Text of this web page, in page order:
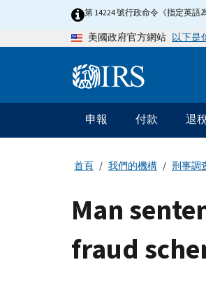
第 14224 號行政命令《指定英
美國政府官方網站 以下是
主
要
導
申報 付款 退
首頁 我們的機構 刑事調
Man
fraud